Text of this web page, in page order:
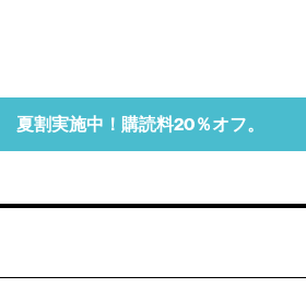
夏割実施中！購読料20％オフ。